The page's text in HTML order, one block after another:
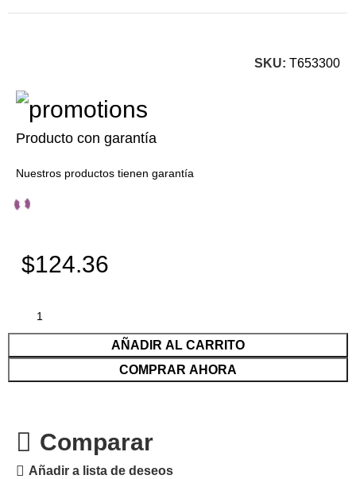
SKU: T653300
Producto con garantía
Nuestros productos tienen garantía
$124.36
AÑADIR AL CARRITO
COMPRAR AHORA
Comparar
Añadir a lista de deseos